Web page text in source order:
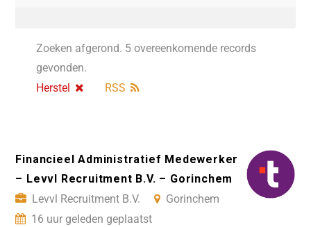
Zoeken afgerond. 5 overeenkomende records
gevonden.
Herstel
RSS
Financieel Administratief Medewerker
– Levvl Recruitment B.V. – Gorinchem
Levvl Recruitment B.V.
Gorinchem
16 uur geleden geplaatst